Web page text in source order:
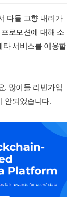
다들 고향 내려가
로모션에 대해 소
타 서비스를 이용할
. 많이들 리빈가입
안되었습니다.